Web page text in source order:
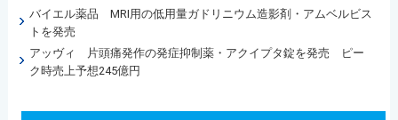
バイエル薬品 MRI用の低用量ガドリニウム造影剤・アムベルビス
トを発売
アッヴィ 片頭痛発作の発症抑制薬・アクイプタ錠を発売 ピー
ク時売上予想245億円